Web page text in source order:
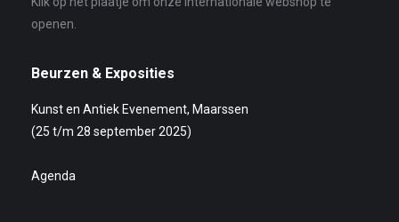
openen.
Beurzen & Exposities
Kunst en Antiek Evenement, Maarssen
(25 t/m 28 september 2025)
Agenda